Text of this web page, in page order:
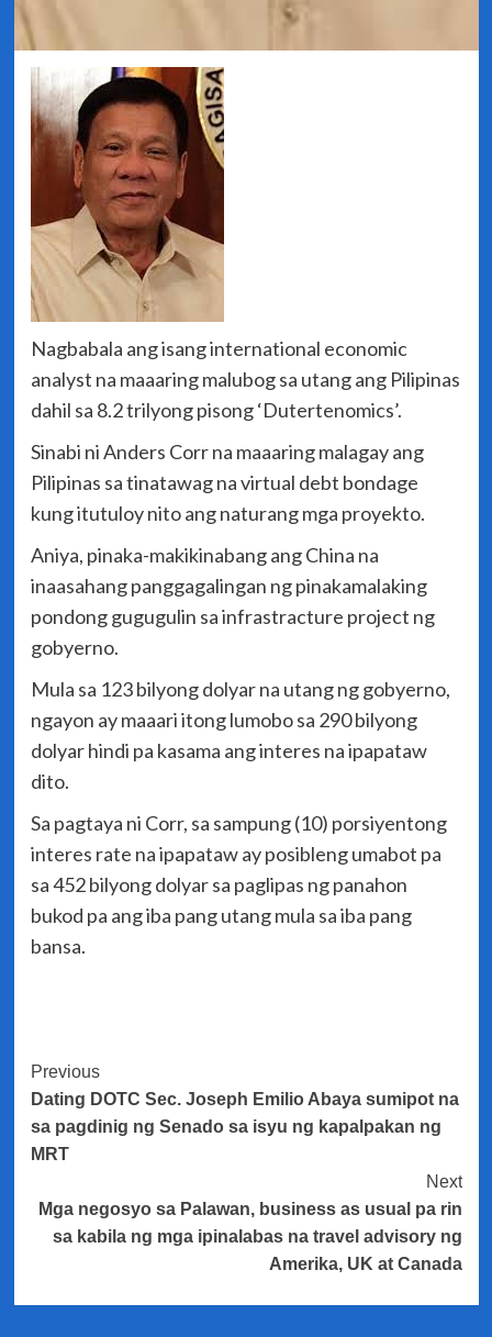
Nagbabala ang isang international economic
analyst na maaaring malubog sa utang ang Pilipinas
dahil sa 8.2 trilyong pisong ‘Dutertenomics’.
Sinabi ni Anders Corr na maaaring malagay ang
Pilipinas sa tinatawag na virtual debt bondage
kung itutuloy nito ang naturang mga proyekto.
Aniya, pinaka-makikinabang ang China na
inaasahang panggagalingan ng pinakamalaking
pondong gugugulin sa infrastracture project ng
gobyerno.
Mula sa 123 bilyong dolyar na utang ng gobyerno,
ngayon ay maaari itong lumobo sa 290 bilyong
dolyar hindi pa kasama ang interes na ipapataw
dito.
Sa pagtaya ni Corr, sa sampung (10) porsiyentong
interes rate na ipapataw ay posibleng umabot pa
sa 452 bilyong dolyar sa paglipas ng panahon
bukod pa ang iba pang utang mula sa iba pang
bansa.
Post
Navigation
Previous
Dating DOTC Sec. Joseph Emilio Abaya sumipot na
sa pagdinig ng Senado sa isyu ng kapalpakan ng
MRT
Next
Mga negosyo sa Palawan, business as usual pa rin
sa kabila ng mga ipinalabas na travel advisory ng
Amerika, UK at Canada